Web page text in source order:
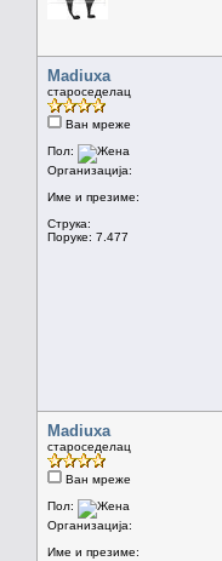
Madiuxa
староседелац
Ван мреже
Пол:
Организација:
Име и презиме:
Струка:
Поруке: 7.477
Madiuxa
староседелац
Ван мреже
Пол:
Организација:
Име и презиме: